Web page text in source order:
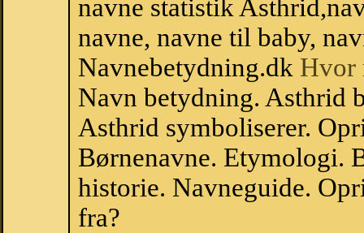
navne statistik
navne, navne til baby,
Navnebetydning.dk Hvor
Navn betydning. Asthrid
Asthrid symboliserer.
Børnenavne. Etymologi.
historie. Navneguide.
fra?